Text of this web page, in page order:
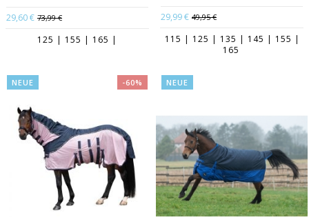
29,60 € 73,99 €
125 | 155 | 165 |
29,99 € 49,95 €
115 | 125 | 135 | 145 | 155 |
165
NEUE -60% NEUE